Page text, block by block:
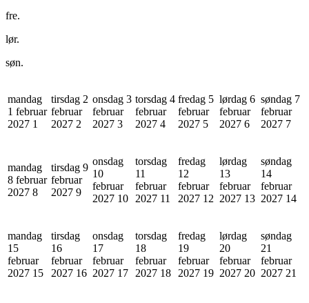
fre.
lør.
søn.
mandag
1 februar
2027 1
tirsdag 2
februar
2027 2
onsdag 3
februar
2027 3
torsdag 4
februar
2027 4
fredag 5
februar
2027 5
lørdag 6
februar
2027 6
søndag 7
februar
2027 7
mandag
8 februar
2027 8
tirsdag 9
februar
2027 9
onsdag
10
februar
2027 10
torsdag
11
februar
2027 11
fredag
12
februar
2027 12
lørdag
13
februar
2027 13
søndag
14
februar
2027 14
mandag
15
februar
2027 15
tirsdag
16
februar
2027 16
onsdag
17
februar
2027 17
torsdag
18
februar
2027 18
fredag
19
februar
2027 19
lørdag
20
februar
2027 20
søndag
21
februar
2027 21